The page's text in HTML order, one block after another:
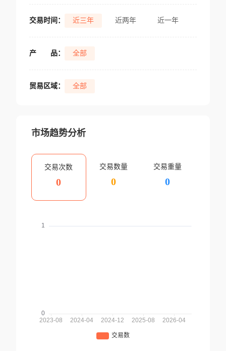
交易时间： 近三年 近两年 近一年
产 品： 全部
贸易区域： 全部
市场趋势分析
交易次数
0
交易数量
0
交易重量
0